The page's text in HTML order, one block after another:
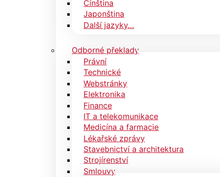
Čínština
Japonština
Další jazyky…
Odborné překlady
Právní
Technické
Webstránky
Elektronika
Finance
IT a telekomunikace
Medicína a farmacie
Lékařské zprávy
Stavebnictví a architektura
Strojírenství
Smlouvy